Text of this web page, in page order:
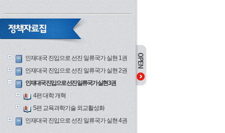
인재대국 진입으로 선진 일류국가 실현 1권
인재대국 진입으로 선진 일류국가 실현 2권
인재대국 진입으로 선진 일류국가 실현 3권
4편 대학 개혁
5편 교육과학기술 외교활성화
인재대국 진입으로 선진 일류국가 실현 4권